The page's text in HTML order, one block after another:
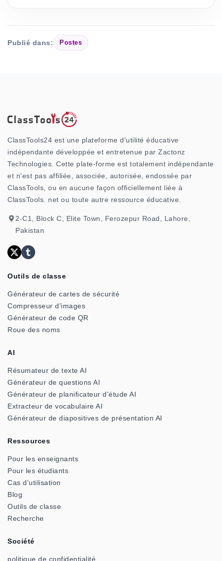
Publié dans: Postes
ClassTools24 est une plateforme d'utilité éducative
indépendante développée et entretenue par Zactonz
Technologies. Cette plate-forme est totalement indépendante
et n'est pas affiliée, associée, autorisée, endossée par
ClassTools, ou en aucune façon officiellement liée à
ClassTools. net ou toute autre ressource éducative.
2-C1, Block C, Elite Town, Ferozepur Road, Lahore,
Pakistan
Outils de classe
Générateur de cartes de sécurité
Compresseur d'images
Générateur de code QR
Roue des noms
AI
Résumateur de texte AI
Générateur de questions AI
Générateur de planificateur d'étude AI
Extracteur de vocabulaire AI
Générateur de diapositives de présentation AI
Ressources
Pour les enseignants
Pour les étudiants
Cas d'utilisation
Blog
Outils de classe
Recherche
Société
politique de confidentialité